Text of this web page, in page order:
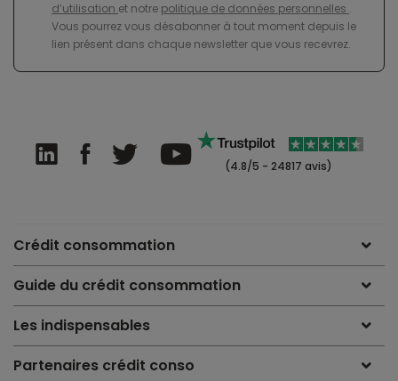
d’utilisation et notre politique de données personnelles .
Vous pourrez vous désabonner à tout moment depuis le
lien présent dans chaque newsletter que vous recevrez.
(4.8/5 - 24817 avis)
Crédit consommation
Guide du crédit consommation
Les indispensables
Partenaires crédit conso